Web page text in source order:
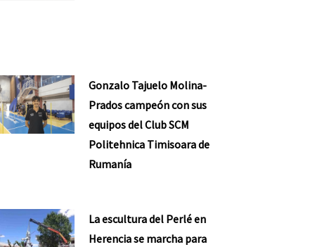
Gonzalo Tajuelo Molina-
Prados campeón con sus
equipos del Club SCM
Politehnica Timisoara de
Rumanía
La escultura del Perlé en
Herencia se marcha para